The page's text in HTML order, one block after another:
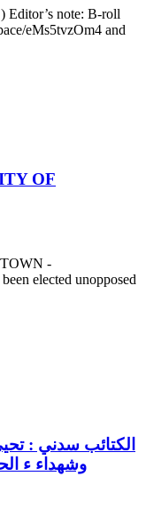
note: B-roll
eMs5tvzOm4 and
OF
-
elected unopposed
الكتائب سدني :
وشهداء ء